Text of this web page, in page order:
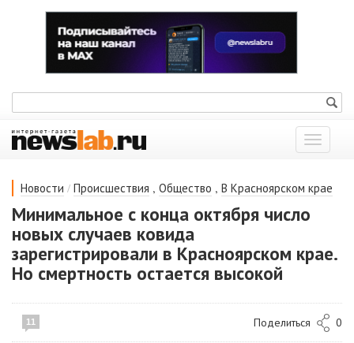
Показать
меню
Новости / Происшествия , Общество , В Красноярском крае
Минимальное с конца октября число
новых случаев ковида
зарегистрировали в Красноярском крае.
Но смертность остается высокой
11 Поделиться 0